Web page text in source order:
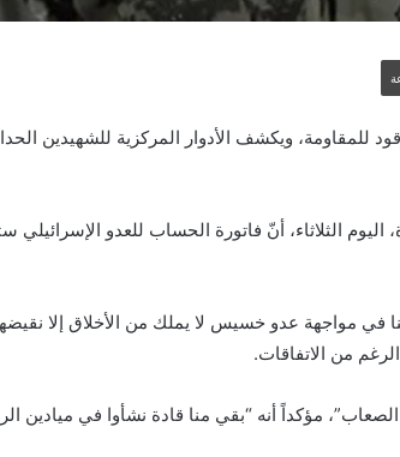
الثلاثاء، أنّ فاتورة الحساب للعدو
مواجهة عدو خسيس لا يملك من الأخلاق إلا
من الاتفاقات.
مؤكداً أنه “بقي منا قادة نشأوا في ميادين